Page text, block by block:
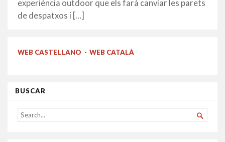
experiència outdoor que els farà canviar les parets
de despatxos i […]
WEB CASTELLANO · WEB CATALÀ
BUSCAR
SEARCH
FOR...
